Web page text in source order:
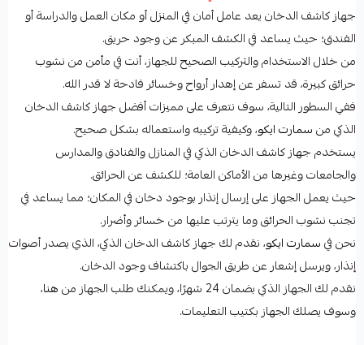
جهاز كاشف الدخان يعد عامل أمان في المنزل أو مكان العمل والدراسة أو
الفندق؛ حيث يساعد في الكشف المبكر عن وجود حريق.
من خلال الاستخدام والتركيب الصحيح للجهاز، أنت في مأمن من نشوب
حرائق كبيرة، قد تسفر عن إهدار أرواح وخسائر فادحة لا قدر الله.
ففي السطور التالية، سوف نتعرف على مميزات أفضل جهاز كاشف الدخان
الذكي منسمارت ايكو، وكيفية تركيبه واستعماله بشكل صحيح.
يستخدم جهاز كاشف الدخان الذكي في المنازل والفنادق والمدارس
والجامعات وغيرها من الأماكن العامة؛ للكشف عن الحرائق.
حيث يعمل الجهاز على إرسال إنذار بوجود دخان في المكان؛ مما يساعد في
تجنب نشوب الحرائق وما يترتب عليها من خسائر وأضرار.
نحن فيسمارت ايكو، نقدم لك جهاز كاشف الدخان الذكي، الذي يصدر أصوات
إنذار، ويرسل إشعار عن طريق الجوال باكتشاف وجود الدخان.
نقدم لك الجهاز الذكي بضمان 24 شهرًا، ويمكنك طلب الجهاز من
هنا،
وسوف يصلك الجهاز بكتيب التعليمات.